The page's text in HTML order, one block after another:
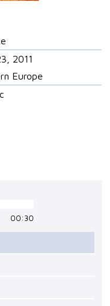
2011
Europe
00:30